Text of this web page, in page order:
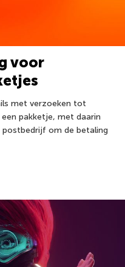
voor
met verzoeken tot
pakketje, met daarin
postbedrijf om de betaling